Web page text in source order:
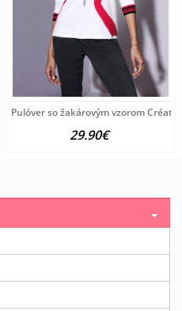
vzhľadom Création
Pulóver so žakárovým vzorom
29.90€